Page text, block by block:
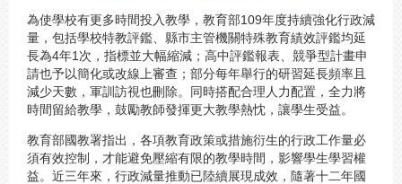
為使學校有更多時間投入教學，教育部109年度持續強化行政減
量，包括學校特教評鑑、縣市主管機關特殊教育績效評鑑均延
長為4年1次，指標並大幅縮減；高中評鑑報表、競爭型計畫申
請也予以簡化或改線上審查；部分每年舉行的研習延長頻率且
減少天數，軍訓訪視也刪除。同時搭配合理人力配置，全力將
時間留給教學，鼓勵教師發揮更大教學熱忱，讓學生受益。
教育部國教署指出，各項教育政策或措施衍生的行政工作量必
須有效控制，才能避免壓縮有限的教學時間，影響學生學習權
益。近三年來，行政減量推動已陸續展現成效，隨著十二年國